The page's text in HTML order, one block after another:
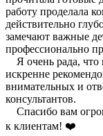
работу проделала
действительно
замечают важные
профессионально
Я очень рада, что
искренне
внимательных и
консультантов.
Спасибо вам
к клиентам! ❤️